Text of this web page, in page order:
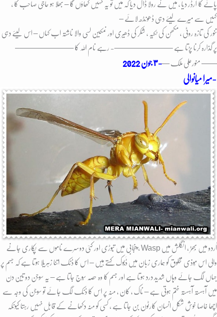
پائے کا آرڈر دیا ، میں نے رولا ڈال دیا کہ میں تو یہ نہیں کھاؤں گا – بھلا ہو حاجی صاحب کا ,
کہیں سے میرے لیئے دہی ڈھونڈھ لائے –
تنور کی تازہ روٹی ، مکھن کی ٹکیہ ، شکر کی ڈھیری اور نمکین لسی والا ناشتہ اب کہاں – اس لیئے دہی
پر گذارہ کرنا پڑتا ہے –———————- رہے نام اللہ کا ———————–
—— منورعلی ملک —-٣ جون 2022
میرا میانوالی-
اُردو میں بِھڑ ، انگلش میں Wasp , پنجابی میں تبُوڑی اور کئی دوسرے ناموں سے پکاری جانے
والی اس مُوذی مخلوق کو ہماری زبان میں ڈَبُوک کہتے ہیں – اس کا ڈنک اتنا زہریلا ہوتا ہے کہ جسم پر
جہاں لگ جائے وہاں شدید درد ہوتا ہے اور جسم کا وہ حصہ سُوج جاتا ہے – یہ سوجن دو تین دن
میں آہستہ آہستہ ختم ہوتی ہے – ناک ، کان ، منہ پر اس کا ڈنک لگ جائے تو سوجن کی وجہ سے
اچھا خاصا خوش شکل انسان کارٹون بن جاتا ہے ، کسی کو منہ دکھانے کے قابل نہیں رہتا کیونکہ